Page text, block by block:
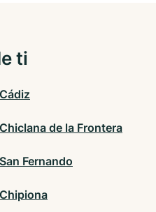
ti
Cádiz
Chiclana de la Frontera
San Fernando
Chipiona